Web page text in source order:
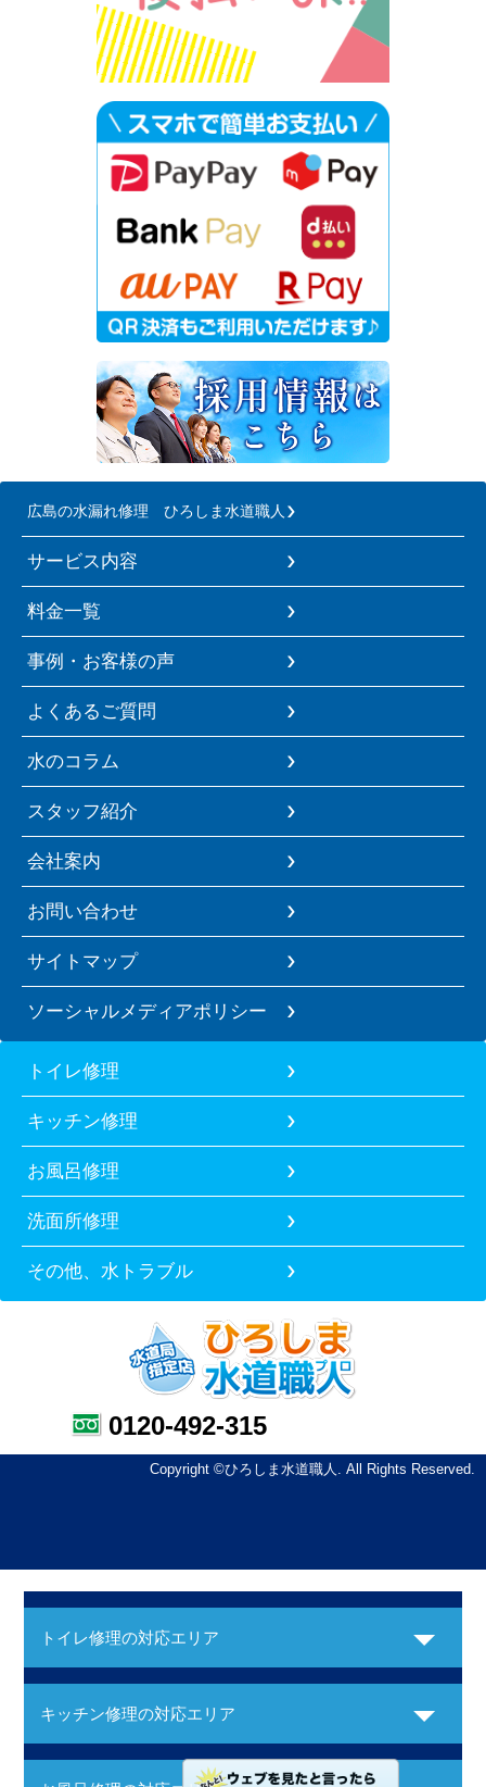
広島の水漏れ修理 ひろしま水道職人
サービス内容
料金一覧
事例・お客様の声
よくあるご質問
水のコラム
スタッフ紹介
会社案内
お問い合わせ
サイトマップ
ソーシャルメディアポリシー
トイレ修理
キッチン修理
お風呂修理
洗面所修理
その他、水トラブル
0120-492-315
Copyright ©ひろしま水道職人. All Rights Reserved.
トイレ修理の対応エリア
キッチン修理の対応エリア